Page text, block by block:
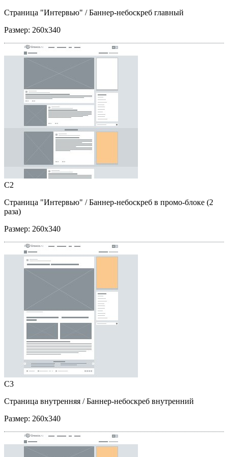
Страница "Интервью" / Баннер-небоскреб главный
Размер: 260x340
C2
Страница "Интервью" / Баннер-небоскреб в промо-блоке (2
раза)
Размер: 260x340
C3
Страница внутренняя / Баннер-небоскреб внутренний
Размер: 260x340